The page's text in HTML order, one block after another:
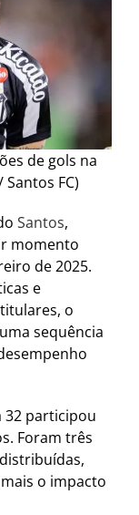
de gols na
Santos FC)
Santos,
momento
de 2025.
e
o
sequência
32 participou
Foram três
o impacto